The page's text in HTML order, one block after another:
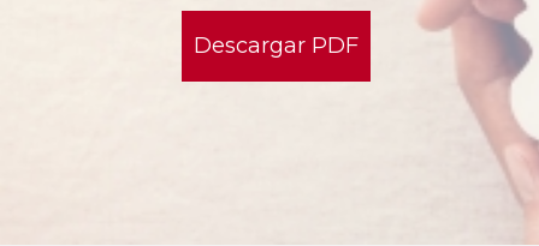
Descargar PDF